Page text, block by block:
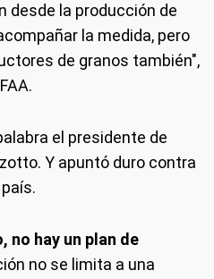
desde la producción de
la medida, pero
de granos también",
el presidente de
Y apuntó duro contra
no hay un plan de
no se limita a una